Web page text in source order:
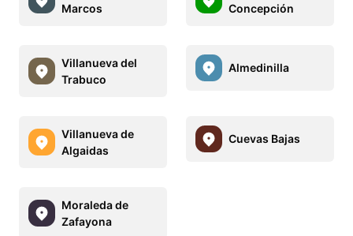
Marcos
Concepción
Villanueva del
Trabuco
Almedinilla
Villanueva de
Algaidas
Cuevas Bajas
Moraleda de
Zafayona